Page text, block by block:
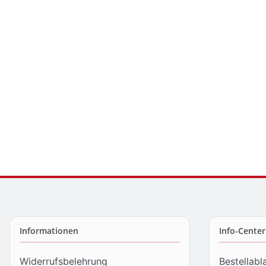
Informationen
Widerrufsbelehrung
Info-Center